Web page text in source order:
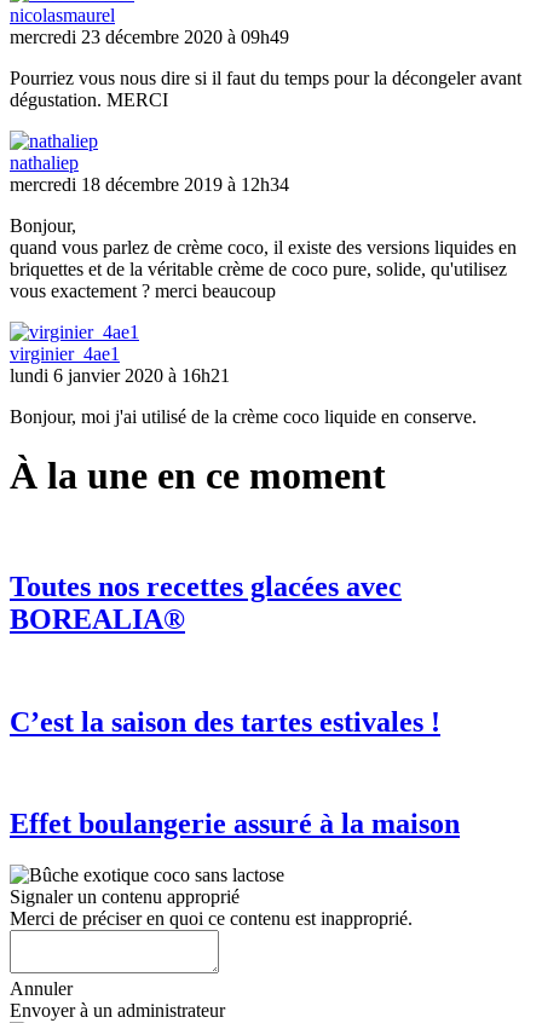
nicolasmaurel
mercredi 23 décembre 2020 à 09h49
Pourriez vous nous dire si il faut du temps pour la décongeler avant
dégustation. MERCI
nathaliep
mercredi 18 décembre 2019 à 12h34
Bonjour,
quand vous parlez de crème coco, il existe des versions liquides en
briquettes et de la véritable crème de coco pure, solide, qu'utilisez
vous exactement ? merci beaucoup
virginier_4ae1
lundi 6 janvier 2020 à 16h21
Bonjour, moi j'ai utilisé de la crème coco liquide en conserve.
À la une en ce moment
Toutes nos recettes glacées avec
BOREALIA®
C’est la saison des tartes estivales !
Effet boulangerie assuré à la maison
Signaler un contenu approprié
Merci de préciser en quoi ce contenu est inapproprié.
Annuler
Envoyer à un administrateur